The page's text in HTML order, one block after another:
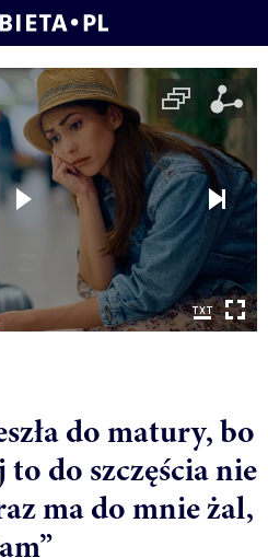
do matury, bo
do szczęścia nie
ma do mnie żal,